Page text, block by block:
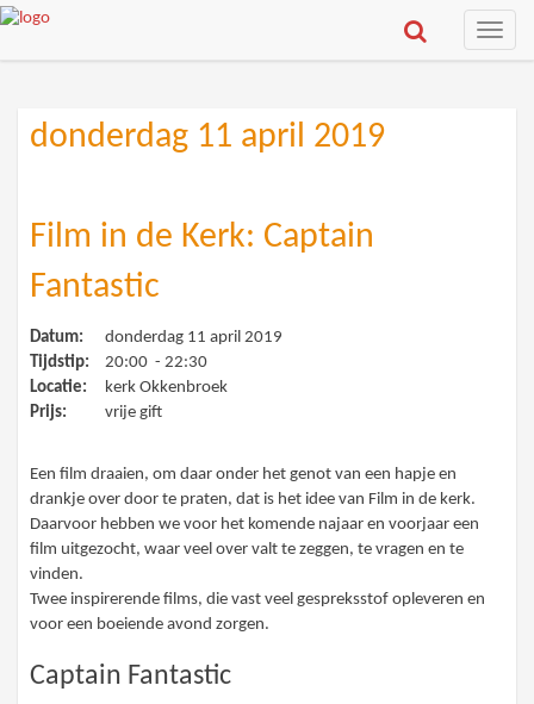
Toggle
donderdag 11 april 2019
Film in de Kerk: Captain
Fantastic
Datum:
donderdag 11 april 2019
Tijdstip:
20:00 - 22:30
Locatie:
kerk Okkenbroek
Prijs:
vrije gift
Een film draaien, om daar onder het genot van een hapje en
drankje over door te praten, dat is het idee van Film in de kerk.
Daarvoor hebben we voor het komende najaar en voorjaar een
film uitgezocht, waar veel over valt te zeggen, te vragen en te
vinden.
Twee inspirerende films, die vast veel gespreksstof opleveren en
voor een boeiende avond zorgen.
Captain Fantastic